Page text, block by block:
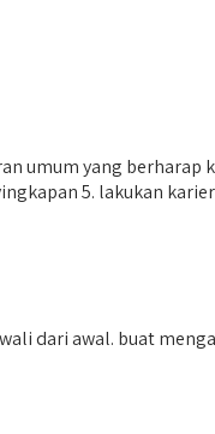
umum yang berharap
5. lakukan
dari awal. buat